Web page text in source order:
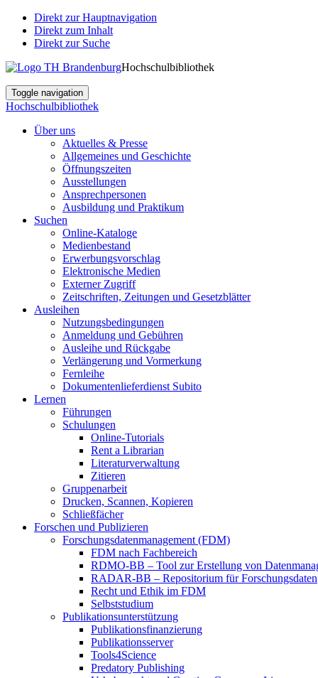
Direkt zur Hauptnavigation
Direkt zum Inhalt
Direkt zur Suche
Hochschulbibliothek
Toggle navigation
Hochschulbibliothek
Über uns
Aktuelles & Presse
Allgemeines und Geschichte
Öffnungszeiten
Ausstellungen
Ansprechpersonen
Ausbildung und Praktikum
Suchen
Online-Kataloge
Medienbestand
Erwerbungsvorschlag
Elektronische Medien
Externer Zugriff
Zeitschriften, Zeitungen und Gesetzblätter
Ausleihen
Nutzungsbedingungen
Anmeldung und Gebühren
Ausleihe und Rückgabe
Verlängerung und Vormerkung
Fernleihe
Dokumentenlieferdienst Subito
Lernen
Führungen
Schulungen
Online-Tutorials
Rent a Librarian
Literaturverwaltung
Zitieren
Gruppenarbeit
Drucken, Scannen, Kopieren
Schließfächer
Forschen und Publizieren
Forschungsdatenmanagement (FDM)
FDM nach Fachbereich
RDMO-BB – Tool zur Erstellung von
RADAR-BB – Repositorium für Forschungsdaten
Recht und Ethik im FDM
Selbststudium
Publikationsunterstützung
Publikationsfinanzierung
Publikationsserver
Tools4Science
Predatory Publishing